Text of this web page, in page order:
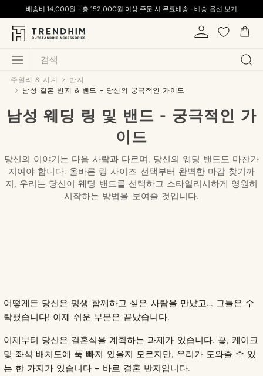
검색
배송비14,000원 - 총 152,000원 이상 주문 시 무료배송 -배송 옵션 보기
주얼리 & 시계
반지
남성 결혼 반지 & 밴드 – 당신의 궁극적인 가이드
남성 웨딩 링 및 밴드 - 궁극적인 가
이드
당신의 이야기는 다음 사람과 다르며, 당신의 웨딩 밴드도 마찬가
지여야 합니다. 올바른 링 사이즈 선택부터 완벽한 마감 찾기까
지, 우리는 당신이 웨딩 밴드를 선택하고 스타일리시하게 영원히
시작하는 방법을 보여줄 것입니다.
어떻게든 당신은 평생 함께하고 싶은 사람을 만났고… 그들은 수
락했습니다! 이제 쉬운 부분은 끝났습니다.
이제부터 당신은 결혼식을 계획하는 과제가 있습니다. 꽃, 케이크
및 좌석 배치도에 푹 빠져 있을지 모르지만, 우리가 도와줄 수 있
는 한 가지가 있습니다 – 바로 결혼 반지입니다.